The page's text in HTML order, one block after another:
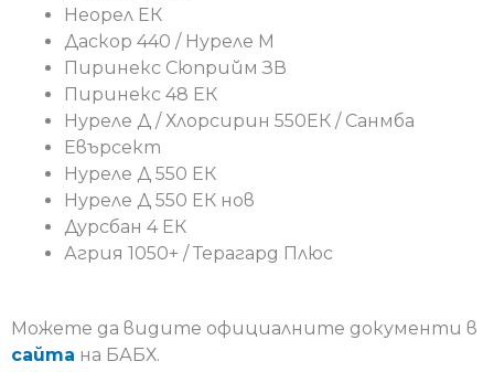
Неорел ЕК
Даскор 440 / Нуреле М
Пиринекс Сюприйм ЗВ
Пиринекс 48 ЕК
Нуреле Д / Хлорсирин 550ЕК / Санмба
Евърсект
Нуреле Д 550 ЕК
Нуреле Д 550 ЕК нов
Дурсбан 4 ЕК
Агрия 1050+ / Терагард Плюс
Можете да видите официалните документи в
сайта на БАБХ.